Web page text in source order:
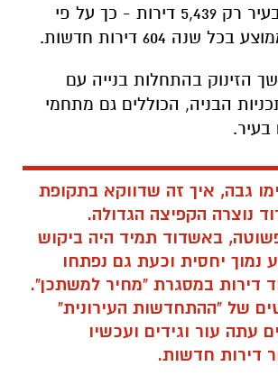
2022 התווספו בעיר רק 5,439 דירות - כך על פי
שנה 604 דירות חדשות.
הזינוק בהתחלות בנייה עם
הבניה, הכוללים גם מתחמי
בעיר.
גבה, איך זה שדווקא בתקופת
נוצרה הקפיצה הגדולה.
באשדוד תמיד היה ביקוש
נמוך יחסית וכעת גם נפתחו
דירות במסגרת "מחיר למשתכן".
של "ההתחדשות העירונית"
עתה עור וגידים ועכשיו
דירות חדשות.